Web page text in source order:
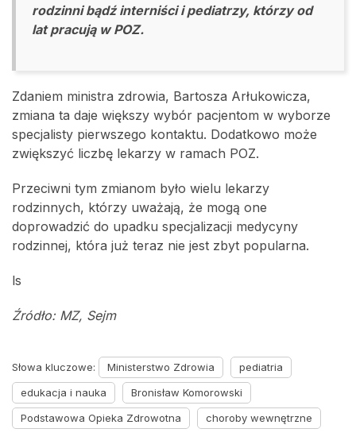
rodzinni bądź interniści i pediatrzy, którzy od
lat pracują w POZ.
Zdaniem ministra zdrowia, Bartosza Arłukowicza,
zmiana ta daje większy wybór pacjentom w wyborze
specjalisty pierwszego kontaktu. Dodatkowo może
zwiększyć liczbę lekarzy w ramach POZ.
Przeciwni tym zmianom było wielu lekarzy
rodzinnych, którzy uważają, że mogą one
doprowadzić do upadku specjalizacji medycyny
rodzinnej, która już teraz nie jest zbyt popularna.
ls
Źródło: MZ, Sejm
Słowa kluczowe: Ministerstwo Zdrowia
pediatria
edukacja i nauka
Bronisław Komorowski
Podstawowa Opieka Zdrowotna
choroby wewnętrzne